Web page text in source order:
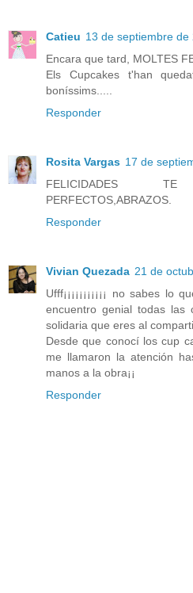
Catieu 13 de septiembre de
Encara que tard, MOLTES
Els Cupcakes t'han
boníssims.....
Responder
Rosita Vargas 17 de
FELICIDADES
PERFECTOS,ABRAZOS.
Responder
Vivian Quezada 21 de
Ufff¡¡¡¡¡¡¡¡¡¡¡ no sabes lo
encuentro genial todas las
solidaria que eres al
Desde que conocí los cup
me llamaron la atención
manos a la obra¡¡
Responder